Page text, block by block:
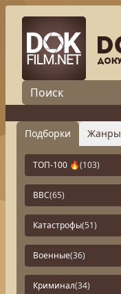
Подборки Жанры
ТОП-100 🔥(103)
BBC(65)
Катастрофы(51)
Военные(36)
Криминал(34)